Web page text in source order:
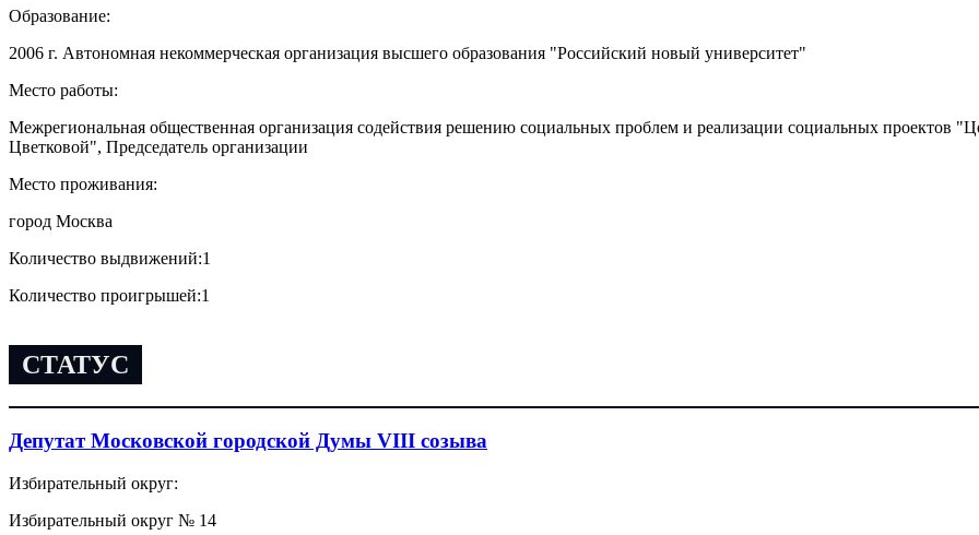
Образование:
2006 г. Автономная некоммерческая организация высшего образования "Российский новый университет"
Место работы:
Межрегиональная общественная организация содействия решению социальных проблем и реализации социальных проектов
Цветковой", Председатель организации
Место проживания:
город Москва
Количество выдвижений:1
Количество проигрышей:1
СТАТУС
Депутат Московской городской Думы VIII созыва
Избирательный округ:
Избирательный округ № 14